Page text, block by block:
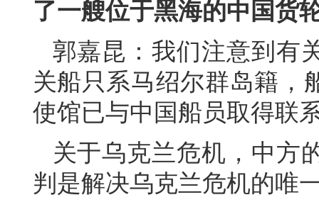
了一艘位于黑海的中国货
郭嘉昆：我们注意到有
关船只系马绍尔群岛籍，
使馆已与中国船员取得联
关于乌克兰危机，中方
判是解决乌克兰危机的唯